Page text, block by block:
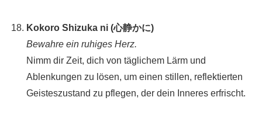
Kokoro Shizuka ni (心静かに)
Bewahre ein ruhiges Herz.
Nimm dir Zeit, dich von täglichem Lärm und
Ablenkungen zu lösen, um einen stillen, reflektierten
Geisteszustand zu pflegen, der dein Inneres erfrischt.